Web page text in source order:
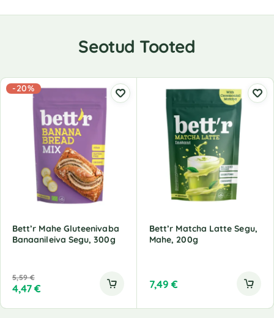
Seotud Tooted
-20%
Bett’r Mahe Gluteenivaba
Banaanileiva Segu, 300g
5,59€
4,47€
Bett’r Matcha Latte Segu,
Mahe, 200g
7,49€